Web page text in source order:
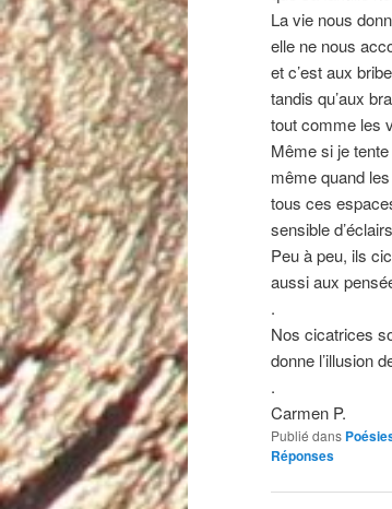
La vie nous
elle ne nous
et c’est aux
tandis qu’aux
tout comme les
Même si je
même quand
tous ces
sensible
Peu à peu, ils
aussi aux
.
Nos cicatrices
donne l’illusion
.
Carmen P.
Publié dans
Réponses